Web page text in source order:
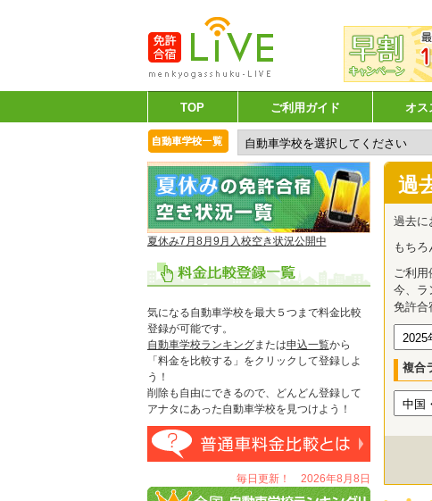
TOP ご利用ガイド オス
夏休み7月8月9月入校空き状況公開中
気になる自動車学校を最大５つまで料金比較
登録が可能です。
自動車学校ランキングまたは申込一覧から
「料金を比較する」をクリックして登録しよ
う！
削除も自由にできるので、どんどん登録して
アナタにあった自動車学校を見つけよう！
毎日更新！ 2026年8月8日
過
過去に
もち
ご利用
今、ラ
免許合
複合